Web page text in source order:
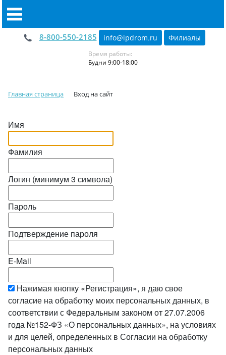
8-800-550-2185 info@ipdrom.ru Филиалы
Время работы:
Будни 9:00-18:00
Главная страница Вход на сайт
Имя
Фамилия
Логин (минимум 3 символа)
Пароль
Подтверждение пароля
E-Mail
Нажимая кнопку «Регистрация», я даю свое
согласие на обработку моих персональных данных, в
соответствии с Федеральным законом от 27.07.2006
года №152-ФЗ «О персональных данных», на условиях
и для целей, определенных в Согласии на обработку
персональных данных